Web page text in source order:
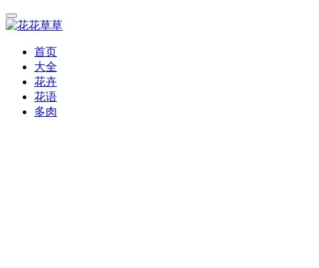
首页
大全
花卉
花语
多肉